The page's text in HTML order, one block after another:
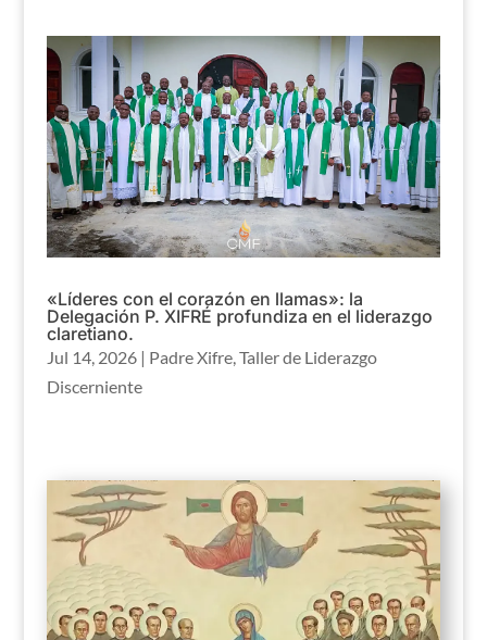
«Líderes con el corazón en llamas»: la
Delegación P. XIFRÉ profundiza en el liderazgo
claretiano.
Jul 14, 2026| Padre Xifre,Taller de Liderazgo
Discerniente